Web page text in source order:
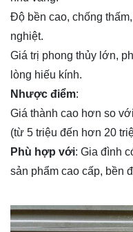
Độ bền cao, chống
nghiệt.
Giá trị phong thủy lớn,
lòng hiếu kính.
Nhược điểm:
Giá thành cao hơn so
(từ 5 triệu đến hơn 20
Phù hợp với: Gia đình
sản phẩm cao cấp, bền